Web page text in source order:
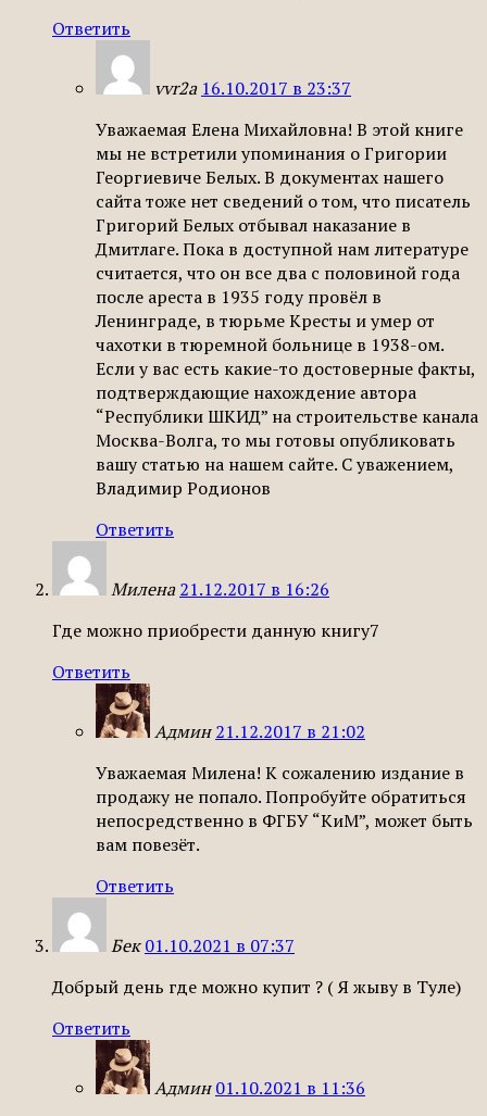
Ответить
vvr2a 16.10.2017 в 23:37
Уважаемая Елена Михайловна! В этой книге
мы не встретили упоминания о Григории
Георгиевиче Белых. В документах нашего
сайта тоже нет сведений о том, что писатель
Григорий Белых отбывал наказание в
Дмитлаге. Пока в доступной нам литературе
считается, что он все два с половиной года
после ареста в 1935 году провёл в
Ленинграде, в тюрьме Кресты и умер от
чахотки в тюремной больнице в 1938-ом.
Если у вас есть какие-то достоверные факты,
подтверждающие нахождение автора
“Республики ШКИД” на строительстве канала
Москва-Волга, то мы готовы опубликовать
вашу статью на нашем сайте. С уважением,
Владимир Родионов
Ответить
Милена 21.12.2017 в 16:26
Где можно приобрести данную книгу7
Ответить
Админ 21.12.2017 в 21:02
Уважаемая Милена! К сожалению издание в
продажу не попало. Попробуйте обратиться
непосредственно в ФГБУ “КиМ”, может быть
вам повезёт.
Ответить
Бек 01.10.2021 в 07:37
Добрый день где можно купит ? ( Я жыву в Туле)
Ответить
Админ 01.10.2021 в 11:36